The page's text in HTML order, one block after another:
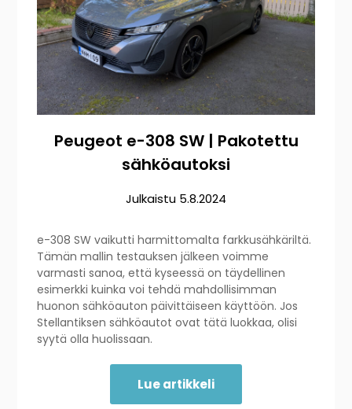
Peugeot e-308 SW | Pakotettu
sähköautoksi
Julkaistu 5.8.2024
e-308 SW vaikutti harmittomalta farkkusähkäriltä.
Tämän mallin testauksen jälkeen voimme
varmasti sanoa, että kyseessä on täydellinen
esimerkki kuinka voi tehdä mahdollisimman
huonon sähköauton päivittäiseen käyttöön. Jos
Stellantiksen sähköautot ovat tätä luokkaa, olisi
syytä olla huolissaan.
Lue artikkeli